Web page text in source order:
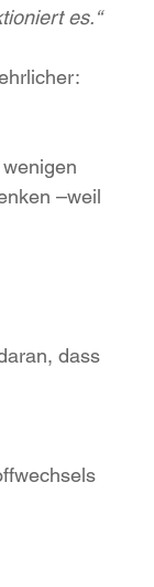
es.“
–weil
dass